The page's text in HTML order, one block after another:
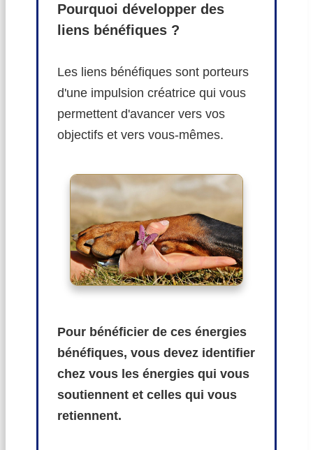
Pourquoi développer des
liens bénéfiques ?
Les liens bénéfiques sont porteurs
d'une impulsion créatrice qui vous
permettent d'avancer vers vos
objectifs et vers vous-mêmes.
Pour bénéficier de ces énergies
bénéfiques, vous devez identifier
chez vous les énergies qui vous
soutiennent et celles qui vous
retiennent.